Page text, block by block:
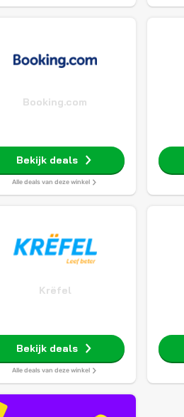
Booking.com
Bekijk deals
Alle deals van deze winkel
Krëfel
Bekijk deals
Alle deals van deze winkel